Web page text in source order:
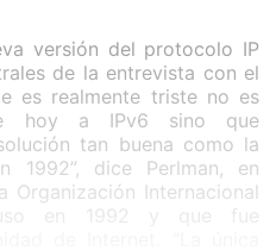
versión del protocolo IP
de la entrevista con el
es realmente triste no es
hoy a IPv6 sino que
tan buena como la
1992”, dice Perlman, en
Internacional
en 1992 y que fue